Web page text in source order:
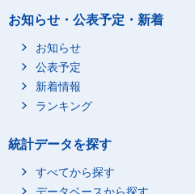
お知らせ・公表予定・新着
お知らせ
公表予定
新着情報
ランキング
統計データを探す
すべてから探す